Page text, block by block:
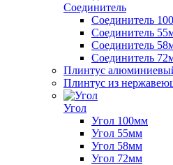
Соединитель
Соединитель
Соединитель
Соединитель
Соединитель
Плинтус
Плинтус из
Угол
Угол 100мм
Угол 55мм
Угол 58мм
Угол 72мм